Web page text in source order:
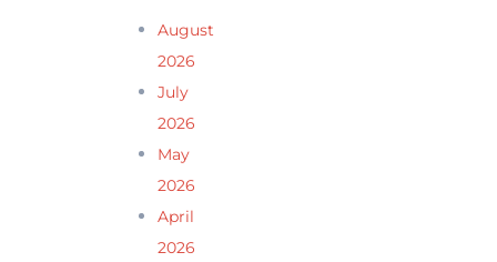
August
2026
July
2026
May
2026
April
2026